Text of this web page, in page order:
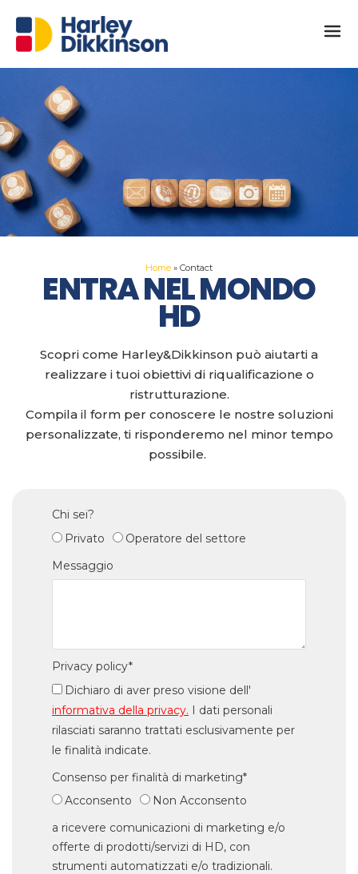
Home » Contact
ENTRA NEL MONDO
HD
Scopri come Harley&Dikkinson può aiutarti a
realizzare i tuoi obiettivi di riqualificazione o
ristrutturazione.
Compila il formper conoscere le nostre soluzioni
personalizzate, ti risponderemo nel minor tempo
possibile.
Chi sei?
Privato
Operatore del settore
Messaggio
Privacy policy*
Dichiaro di aver preso visione dell'
informativa della privacy. I dati personali
rilasciati saranno trattati esclusivamente per
le finalità indicate.
Consenso per finalità di marketing*
Acconsento
Non Acconsento
a ricevere comunicazioni di marketing e/o
offerte di prodotti/servizi di HD, con
strumenti automatizzati e/o tradizionali.